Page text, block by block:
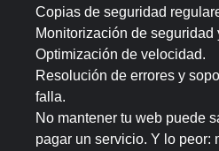
Copias de seguridad
Monitorización de seguridad
Optimización de velocidad.
Resolución de errores y
falla.
No mantener tu web puede
pagar un servicio. Y lo peor: